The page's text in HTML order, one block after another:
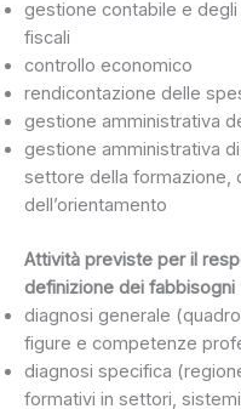
gestione contabile e
fiscali
controllo economico
rendicontazione delle
gestione amministrativa
gestione amministrativa
settore della formazione,
dell’orientamento
Attività previste per il
definizione dei fabbisogni
diagnosi generale
figure e competenze
diagnosi specifica
formativi in settori,